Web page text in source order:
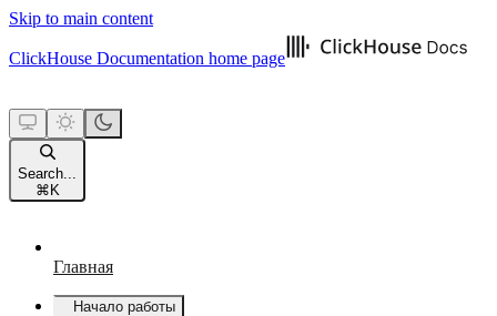
Skip to main content
ClickHouse Documentation home page
Search...
⌘ K
Главная
Начало работы